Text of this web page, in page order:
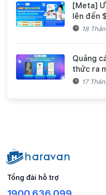
[Meta]
lên đến
18
Quảng
thức ra
doanh
17
Tổng đài hỗ trợ